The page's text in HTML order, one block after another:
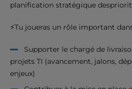
planification stratégique
⚡Tu joueras un rôle important
Supporter le chargé de
projets TI (avancement, jalons,
enjeux)